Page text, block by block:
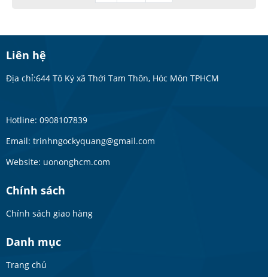
Liên hệ
Địa chỉ:644 Tô Ký xã Thới Tam Thôn, Hóc Môn TPHCM
Hotline: 0908107839
Email: trinhngockyquang@gmail.com
Website: uononghcm.com
Chính sách
Chính sách giao hàng
Danh mục
Trang chủ